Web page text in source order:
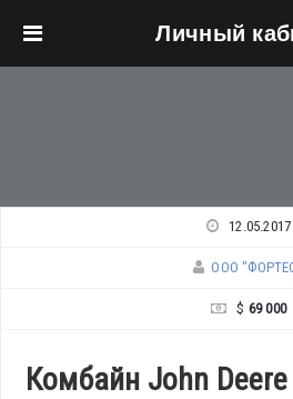
Личный
12.05.2017
ООО
$ 69 000
Комбайн John